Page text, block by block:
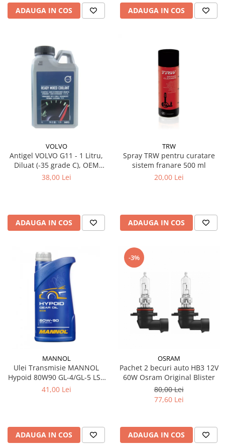
ADAUGA IN COS ADAUGA IN COS
VOLVO
Antigel VOLVO G11 - 1 Litru,
Diluat (-35 grade C), OEM
(Culoare Verde)
38,00 Lei
ADAUGA IN COS
TRW
Spray TRW pentru curatare
sistem franare 500 ml
20,00 Lei
ADAUGA IN COS
MANNOL
Ulei Transmisie MANNOL
Hypoid 80W90 GL-4/GL-5 LS -
1 Litru, Diferențiale Sarcini
41,00 Lei
ADAUGA IN COS
-3%
OSRAM
Pachet 2 becuri auto HB3 12V
60W Osram Original Blister
80,00 Lei
77,60 Lei
ADAUGA IN COS